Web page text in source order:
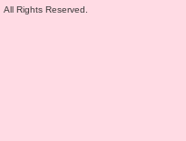
All Rights Reserved.